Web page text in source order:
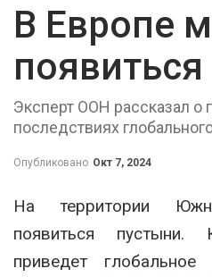
В Европе
Эксперт ООН рассказал о
последствиях
Опубликовано Окт 7, 2024
На территории
появиться
приведет